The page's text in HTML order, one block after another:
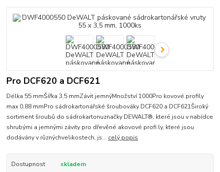
Pro DCF620 a DCF621
Délka 55 mmŠířka 3,5 mmZávit jemnýMnožství 1000Pro kovové profily
max 0,88 mmPro sádrokartonářské šroubováky DCF620 a DCF621Široký
sortiment šroubů do sádrokartonuznačky DEWALT®, které jsou v nabídce
shrubými a jemnými závity pro dřevěné akovové profi ly, které jsou
dodávány v různýchvelikostech, js... celý popis
Dostupnost
skladem